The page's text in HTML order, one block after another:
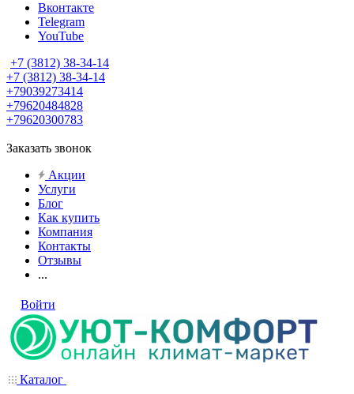
Вконтакте
Telegram
YouTube
+7 (3812) 38-34-14
+7 (3812) 38-34-14
+79039273414
+79620484828
+79620300783
Заказать звонок
Акции
Услуги
Блог
Как купить
Компания
Контакты
Отзывы
...
Войти
Каталог